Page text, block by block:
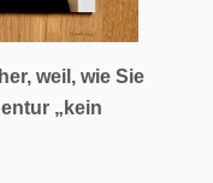
weil, wie Sie
„kein